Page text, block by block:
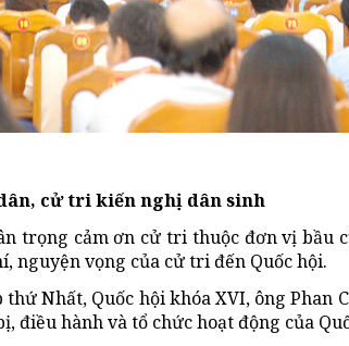
cử tri kiến nghị dân sinh
trọng cảm ơn cử tri thuộc đơn vị
nguyện vọng của cử tri đến Quốc hội.
Nhất, Quốc hội khóa XVI, ông
hành và tổ chức hoạt động của